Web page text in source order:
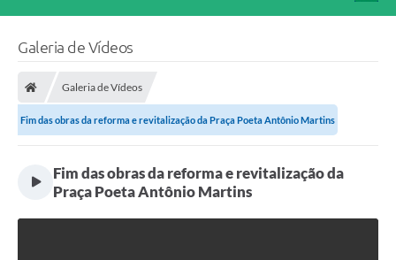
Galeria de Vídeos
Galeria de Vídeos
Fim das obras da reforma e revitalização da Praça Poeta Antônio Martins
Fim das obras da reforma e revitalização da
Praça Poeta Antônio Martins